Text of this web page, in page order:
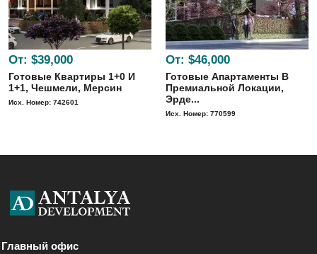
От: $39,000
Готовые Квартиры 1+0 И
1+1, Чешмели, Мерсин
Исх. Номер: 742601
От: $46,000
Готовые Апартаменты В
Премиальной Локации,
Эрде...
Исх. Номер: 770599
Главный офис